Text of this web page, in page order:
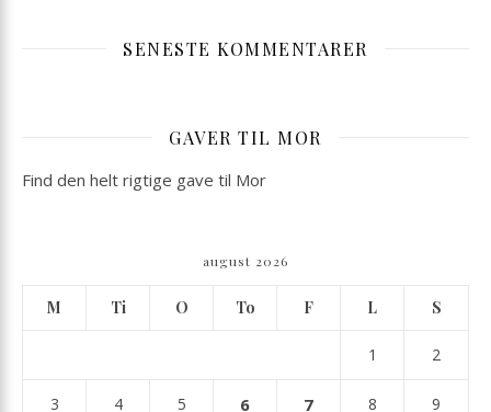
SENESTE KOMMENTARER
GAVER TIL MOR
Find den helt rigtige gave til Mor
august 2026
M Ti O To F L S
1 2
3 4 5 6 7 8 9